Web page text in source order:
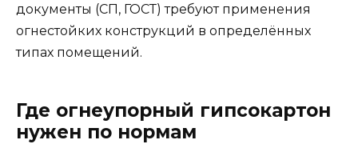
документы (СП, ГОСТ) требуют применения
огнестойких конструкций в определённых
типах помещений.
Где огнеупорный гипсокартон
нужен по нормам